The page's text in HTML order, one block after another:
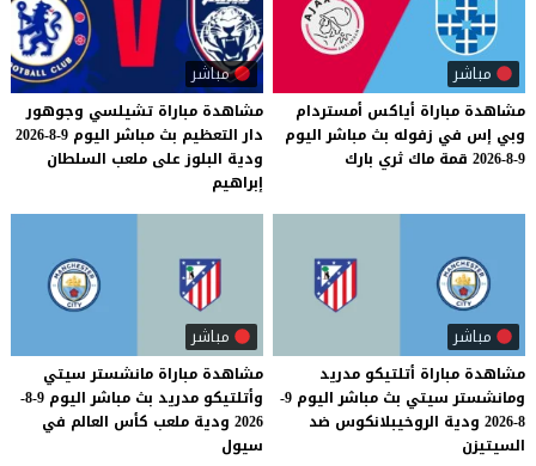
مباشر
مشاهدة مباراة أياكس أمستردام
وبي إس في زفوله بث مباشر اليوم
9-8-2026
قمة ماك ثري بارك
مباشر
مشاهدة مباراة تشيلسي وجوهور
دار التعظيم بث مباشر اليوم 9-8-2026
ودية البلوز على ملعب السلطان
إبراهيم
مباشر
مشاهدة مباراة أتلتيكو مدريد
ومانشستر سيتي بث مباشر اليوم 9-
8-2026 ودية الروخيبلانكوس ضد
السيتيزن
مباشر
مشاهدة مباراة مانشستر سيتي
وأتلتيكو مدريد بث مباشر اليوم 9-8-
2026 ودية ملعب كأس العالم في
سيول